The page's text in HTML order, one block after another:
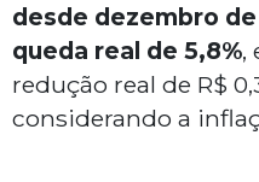
desde dezembro
queda real de 5,8%,
redução real de R$
considerando a